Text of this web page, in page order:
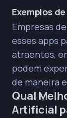
Exemplos
Empresas
esses apps
atraentes,
podem
de maneira
Qual
Artificial